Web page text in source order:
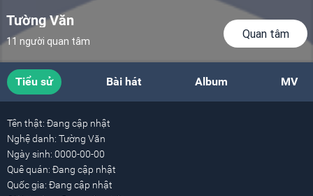
Tường Văn
11 người quan tâm
Quan tâm
Tiểu sử Bài hát Album MV
Tên thật: Đang cập nhật
Nghệ danh: Tường Văn
Ngày sinh: 0000-00-00
Quê quán: Đang cập nhật
Quốc gia: Đang cập nhật